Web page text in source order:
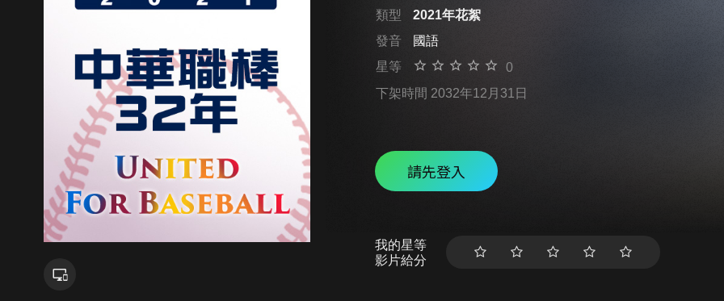
類型
2021年花絮
發音
國語
星等
0
下架時間 2032年12月31日
請先登入
我的星等
影片給分